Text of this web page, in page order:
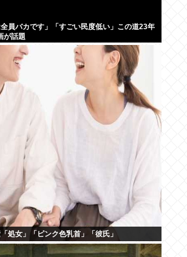
全員バカです」「すごい民度低い」この道23年
が話題
処女」「ピンク色乳首」「彼氏」